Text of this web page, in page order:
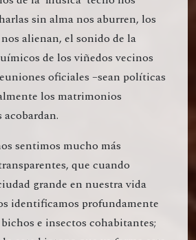
sin alma nos aburren, los
alienan, el sonido de la
de los viñedos vecinos
oficiales –sean políticas
los matrimonios
sentimos mucho más
que cuando
grande en nuestra vida
identificamos profundamente
e insectos cohabitantes;